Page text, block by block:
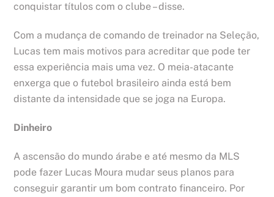
conquistar títulos com o clube – disse.
Com a mudança de comando de treinador na Seleção,
Lucas tem mais motivos para acreditar que pode ter
essa experiência mais uma vez. O meia-atacante
enxerga que o futebol brasileiro ainda está bem
distante da intensidade que se joga na Europa.
Dinheiro
A ascensão do mundo árabe e até mesmo da MLS
pode fazer Lucas Moura mudar seus planos para
conseguir garantir um bom contrato financeiro. Por